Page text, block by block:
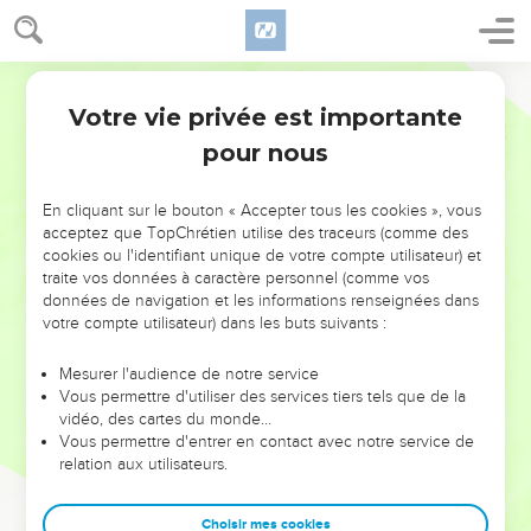
NE MANQUEZ PAS L’ÉVÉNEMENT
DE L’ANNÉE !
ET SI LEURS ERREURS POUVAIENT VOUS ÉVITER LES
VOTRES ?
leur foi ou leur vision. Mais on voit moins les doutes, les erreurs
et les saisons difficiles qu'ils ont traversés, alors même que ce
sont elles qui les ont façonnés.
Dans cette conférence, leaders, entrepreneurs, et responsables
clés pour avancer avec plus de sagesse afin que leurs erreurs
Votre vie privée est importante
pour nous
En cliquant sur le bouton « Accepter tous les cookies », vous
acceptez que TopChrétien utilise des traceurs (comme des
cookies ou l'identifiant unique de votre compte utilisateur) et
traite vos données à caractère personnel (comme vos
données de navigation et les informations renseignées dans
votre compte utilisateur) dans les buts suivants :
Mesurer l'audience de notre service
Vous permettre d'utiliser des services tiers tels que de la
vidéo, des cartes du monde…
Vous permettre d'entrer en contact avec notre service de
relation aux utilisateurs.
Choisir mes cookies